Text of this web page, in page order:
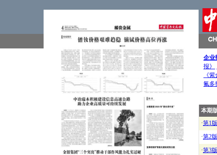
企业
报》
《
氟多
本期
·第1版
·第2版
·第3版